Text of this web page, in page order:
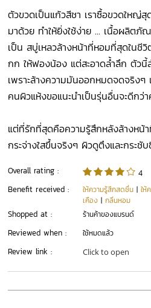
ตัวขวดเป็นแก้วสีชา เราซื้อขวดใหญ่สุ
มาด้วย ทำให้ยิ่งใช้ง่าย ... เนื้อผลิต
เป็น สบู่เหลวล้างหน้าที่หอมที่สุดในชี
กก ให้ฟองน้อง แต่สะอาดล้ำลึก ตัวนี้
เพราะล้างความมันออกหมดจดจริงๆ
คนผิวแห้งขอแนะนำเป็นรุ่นอื่นจะดีกว่า
แต่ที่รักที่สุดคือความรู้สึกหลังล้างหน้า
กระจ่างใสขึ้นจริงๆ ผิวดูตึงและกระ
Overall rating :
4
Benefit received :
ให้ความรู้สึกสดชื่น |ให้
เคือง |กลิ่นหอม
Shopped at : ร้านค้าของแบรนด์
Reviewed when : ใช้หมดแล้ว
Review link : Click to open